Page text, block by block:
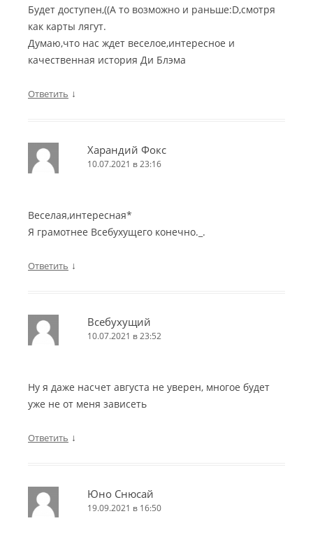
Будет доступен,((А то возможно и раньше:D,смотря
как карты лягут.
Думаю,что нас ждет веселое,интересное и
качественная история Ди Блэма
Ответить ↓
Харандий Фокс
10.07.2021 в 23:16
Веселая,интересная*
Я грамотнее Всебухущего конечно._.
Ответить ↓
Всебухущий
10.07.2021 в 23:52
Ну я даже насчет августа не уверен, многое будет
уже не от меня зависеть
Ответить ↓
Юно Снюсай
19.09.2021 в 16:50